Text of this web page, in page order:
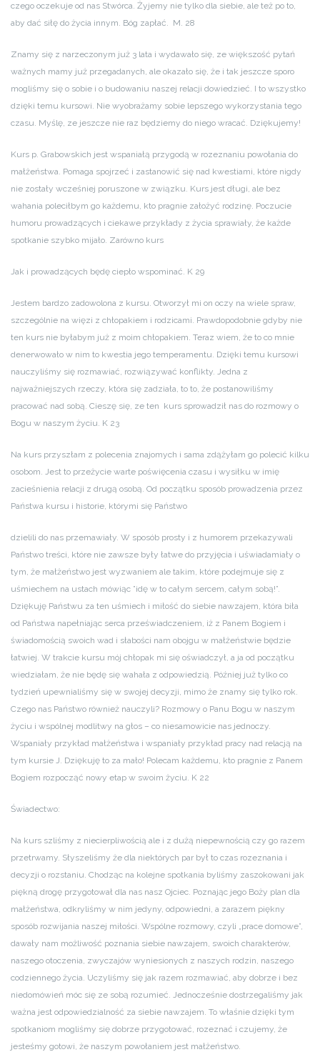
czego oczekuje od nas Stwórca. Żyjemy nie tylko dla siebie, ale też po to,
aby dać siłę do życia innym. Bóg zapłać. M. 28
Znamy się z narzeczonym już 3 lata i wydawało się, ze większość pytań
ważnych mamy już przegadanych, ale okazało się, że i tak jeszcze sporo
mogliśmy się o sobie i o budowaniu naszej relacji dowiedzieć. I to wszystko
dzięki temu kursowi. Nie wyobrażamy sobie lepszego wykorzystania tego
czasu. Myślę, ze jeszcze nie raz będziemy do niego wracać. Dziękujemy!
Kurs p. Grabowskich jest wspaniałą przygodą w rozeznaniu powołania do
małżeństwa. Pomaga spojrzeć i zastanowić się nad kwestiami, które nigdy
nie zostały wcześniej poruszone w związku. Kurs jest długi, ale bez
wahania poleciłbym go każdemu, kto pragnie założyć rodzinę. Poczucie
humoru prowadzących i ciekawe przykłady z życia sprawiały, że każde
spotkanie szybko mijało. Zarówno kurs
Jak i prowadzących będę ciepło wspominać. K 29
Jestem bardzo zadowolona z kursu. Otworzył mi on oczy na wiele spraw,
szczególnie na więzi z chłopakiem i rodzicami. Prawdopodobnie gdyby nie
ten kurs nie byłabym już z moim chłopakiem. Teraz wiem, że to co mnie
denerwowało w nim to kwestia jego temperamentu. Dzięki temu kursowi
nauczyliśmy się rozmawiać, rozwiązywać konflikty. Jedna z
najważniejszych rzeczy, która się zadziała, to to, że postanowiliśmy
pracować nad sobą. Cieszę się, ze ten kurs sprowadził nas do rozmowy o
Bogu w naszym życiu. K 23
Na kurs przyszłam z polecenia znajomych i sama zdążyłam go polecić kilku
osobom. Jest to przeżycie warte poświęcenia czasu i wysiłku w imię
zacieśnienia relacji z drugą osobą. Od początku sposób prowadzenia przez
Państwa kursu i historie, którymi się Państwo
dzielili do nas przemawiały. W sposób prosty i z humorem przekazywali
Państwo treści, które nie zawsze były łatwe do przyjęcia i uświadamiały o
tym, że małżeństwo jest wyzwaniem ale takim, które podejmuje się z
uśmiechem na ustach mówiąc ”idę w to całym sercem, całym sobą!”.
Dziękuję Państwu za ten uśmiech i miłość do siebie nawzajem, która biła
od Państwa napełniając serca przeświadczeniem, iż z Panem Bogiem i
świadomością swoich wad i słabości nam obojgu w małżeństwie będzie
łatwiej. W trakcie kursu mój chłopak mi się oświadczył, a ja od początku
wiedziałam, że nie będę się wahała z odpowiedzią. Później już tylko co
tydzień upewnialiśmy się w swojej decyzji, mimo że znamy się tylko rok.
Czego nas Państwo również nauczyli? Rozmowy o Panu Bogu w naszym
życiu i wspólnej modlitwy na głos – co niesamowicie nas jednoczy.
Wspaniały przykład małżeństwa i wspaniały przykład pracy nad relacją na
tym kursie J. Dziękuję to za mało! Polecam każdemu, kto pragnie z Panem
Bogiem rozpocząć nowy etap w swoim życiu. K 22
Świadectwo:
Na kurs szliśmy z niecierpliwością ale i z dużą niepewnością czy go razem
przetrwamy. Słyszeliśmy że dla niektórych par był to czas rozeznania i
decyzji o rozstaniu. Chodząc na kolejne spotkania byliśmy zaszokowani jak
piękną drogę przygotował dla nas nasz Ojciec. Poznając jego Boży plan dla
małżeństwa, odkryliśmy w nim jedyny, odpowiedni, a zarazem piękny
sposób rozwijania naszej miłości. Wspólne rozmowy, czyli „prace domowe”,
dawały nam możliwość poznania siebie nawzajem, swoich charakterów,
naszego otoczenia, zwyczajów wyniesionych z naszych rodzin, naszego
codziennego życia. Uczyliśmy się jak razem rozmawiać, aby dobrze i bez
niedomówień móc się ze sobą rozumieć. Jednocześnie dostrzegaliśmy jak
ważna jest odpowiedzialność za siebie nawzajem. To właśnie dzięki tym
spotkaniom mogliśmy się dobrze przygotować, rozeznać i czujemy, że
jesteśmy gotowi, że naszym powołaniem jest małżeństwo.